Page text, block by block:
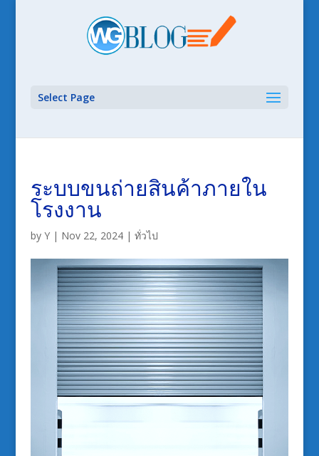
Select Page
ระบบขนถ่ายสินค้าภายใน
โรงงาน
by Y| Nov 22, 2024| ทั่วไป